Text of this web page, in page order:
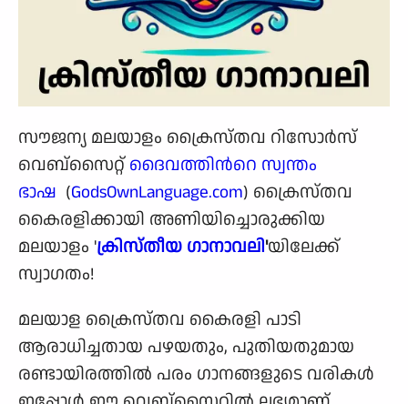
സൗജന്യ മലയാളം ക്രൈസ്തവ റിസോര്‍സ്
വെബ്‌സൈറ്റ്ദൈവത്തിന്‍റെ സ്വന്തം
ഭാഷ (GodsOwnLanguage.com) ക്രൈസ്തവ
കൈരളിക്കായി അണിയിച്ചൊരുക്കിയ
മലയാളം 'ക്രിസ്തീയ ഗാനാവലി'യിലേക്ക്
സ്വാഗതം!
മലയാള ക്രൈസ്തവ കൈരളി പാടി
ആരാധിച്ചതായ പഴയതും, പുതിയതുമായ
രണ്ടായിരത്തില്‍ പരം ഗാനങ്ങളുടെ വരികള്‍